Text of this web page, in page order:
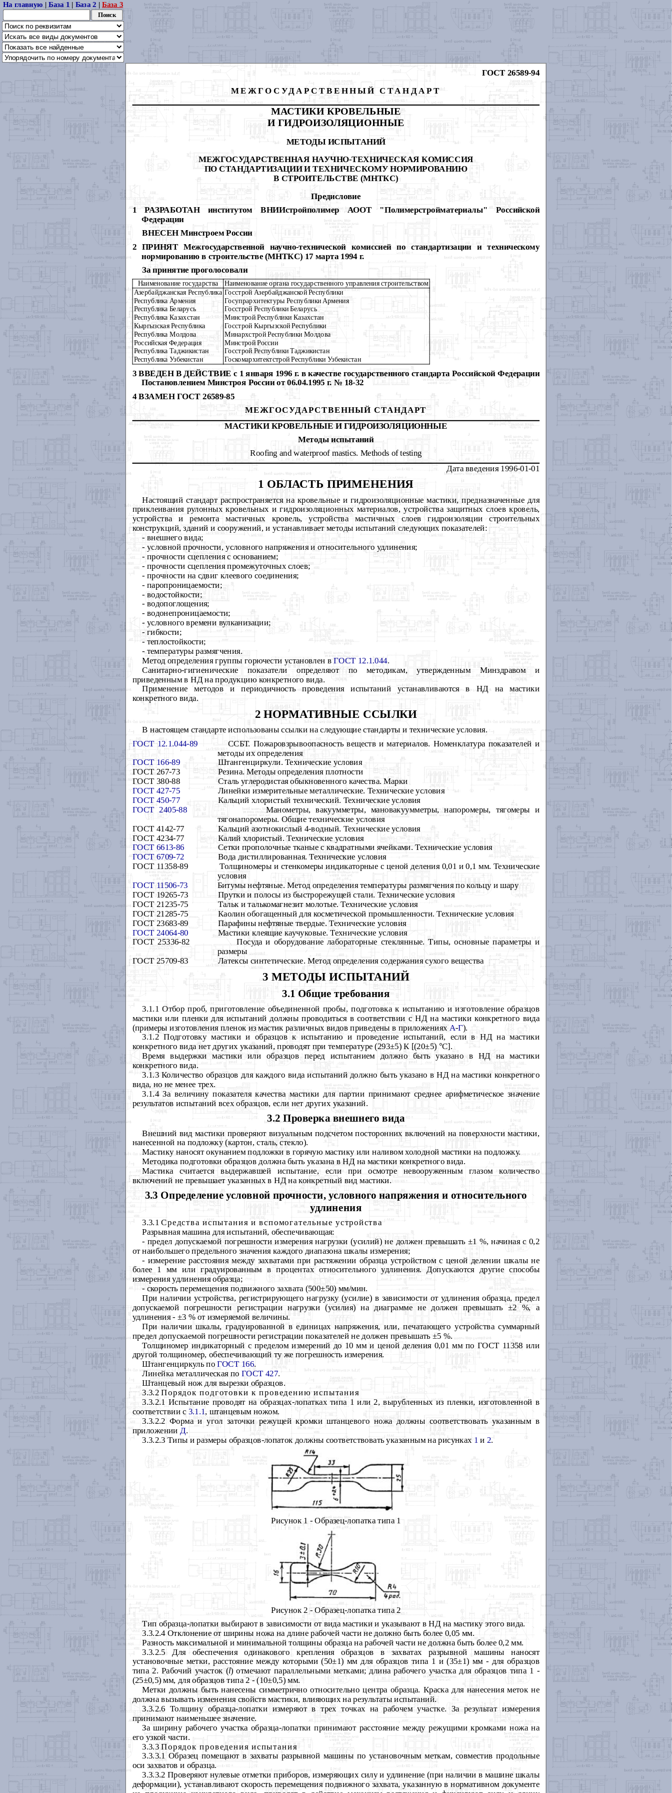
На главную |База 1 | База 2 |База 3
ГОСТ 26589-94
МЕЖГОСУДАРСТВЕННЫЙ СТАНДАРТ
МАСТИКИ КРОВЕЛЬНЫЕ
И ГИДРОИЗОЛЯЦИОННЫЕ
МЕТОДЫ ИСПЫТАНИЙ
МЕЖГОСУДАРСТВЕННАЯ НАУЧНО-ТЕХНИЧЕСКАЯ КОМИССИЯ
ПО СТАНДАРТИЗАЦИИ И ТЕХНИЧЕСКОМУ НОРМИРОВАНИЮ
В СТРОИТЕЛЬСТВЕ (МНТКС)
Предисловие
1 РАЗРАБОТАН институтом ВНИИстройполимер АООТ "Полимерстройматериалы" Российской
Федерации
ВНЕСЕН Минстроем России
2 ПРИНЯТ Межгосударственной научно-технической комиссией по стандартизации и техническому
нормированию в строительстве (МНТКС) 17 марта 1994 г.
За принятие проголосовали
Наименование государства
Наименование органа государственного управления строительством
Азербайджанская Республика Госстрой Азербайджанской Республики
Республика Армения
Госупрархитектуры Республики Армения
Республика Беларусь
Госстрой Республики Беларусь
Республика Казахстан
Минстрой Республики Казахстан
Кыргызская Республика
Госстрой Кыргызской Республики
Республика Молдова Минархстрой Республики Молдова
Российская Федерация Минстрой России
Республика Таджикистан Госстрой Республики Таджикистан
Республика Узбекистан Госкомархитектстрой Республики Узбекистан
3 ВВЕДЕН В ДЕЙСТВИЕ с 1 января 1996 г. в качестве государственного стандарта Российской Федерации
Постановлением Минстроя России от 06.04.1995 г. № 18-32
4 ВЗАМЕН ГОСТ 26589-85
МЕЖГОСУДАРСТВЕННЫЙ СТАНДАРТ
МАСТИКИ КРОВЕЛЬНЫЕ И ГИДРОИЗОЛЯЦИОННЫЕ
Методы испытаний
Roofing and waterproof mastics. Methods of testing
Дата введения1996-01-01
1 ОБЛАСТЬ ПРИМЕНЕНИЯ
Настоящий стандарт распространяется на кровельные и гидроизоляционные мастики, предназначенные для
приклеивания рулонных кровельных и гидроизоляционных материалов, устройства защитных слоев кровель,
устройства и ремонта мастичных кровель, устройства мастичных слоев гидроизоляции строительных
конструкций, зданий и сооружений, и устанавливает методы испытаний следующих показателей:
- внешнего вида;
- условной прочности, условного напряжения и относительного удлинения;
- прочности сцепления с основанием;
- прочности сцепления промежуточных слоев;
- прочности на сдвиг клеевого соединения;
- паропроницаемости;
- водостойкости;
- водопоглощения;
- водонепроницаемости;
- условного времени вулканизации;
- гибкости;
- теплостойкости;
- температуры размягчения.
Метод определения группы горючести установлен вГОСТ 12.1.044.
Санитарно-гигиенические показатели определяют по методикам, утвержденным Минздравом и
приведенным в НД на продукцию конкретного вида.
Применение методов и периодичность проведения испытаний устанавливаются в НД на мастики
конкретного вида.
2 НОРМАТИВНЫЕ ССЫЛКИ
В настоящем стандарте использованы ссылки на следующие стандарты и технические условия.
ГОСТ 12.1.044-89
ССБТ. Пожаровзрывоопасность веществ и материалов. Номенклатура показателей и
методы их определения
ГОСТ 166-89 Штангенциркули. Технические условия
ГОСТ 267-73 Резина. Методы определения плотности
ГОСТ 380-88 Сталь углеродистая обыкновенного качества. Марки
ГОСТ 427-75 Линейки измерительные металлические. Технические условия
ГОСТ 450-77 Кальций хлористый технический. Технические условия
ГОСТ 2405-88
Манометры, вакуумметры, мановакуумметры, напоромеры, тягомеры и
тягонапоромеры. Общие технические условия
ГОСТ 4142-77
Кальций азотнокислый 4-водный. Технические условия
ГОСТ 4234-77
Калий хлористый. Технические условия
ГОСТ 6613-86 Сетки прополочные тканые с квадратными ячейками. Технические условия
ГОСТ 6709-72 Вода дистиллированная. Технические условия
ГОСТ 11358-89 Толщиномеры и стенкомеры индикаторные с ценой деления 0,01 и 0,1 мм. Технические
условия
ГОСТ 11506-73 Битумы нефтяные. Метод определения температуры размягчения по кольцу и шару
ГОСТ 19265-73
Прутки и полосы из быстрорежущей стали. Технические условия
ГОСТ 21235-75
Тальк и талькомагнезит молотые. Технические условия
ГОСТ 21285-75 Каолин обогащенный для косметической промышленности. Технические условия
ГОСТ 23683-89 Парафины нефтяные твердые. Технические условия
ГОСТ 24064-80 Мастики клеящие каучуковые. Технические условия
ГОСТ 25336-82 Посуда и оборудование лабораторные стеклянные. Типы, основные параметры и
размеры
ГОСТ 25709-83 Латексы синтетические. Метод определения содержания сухого вещества
3 МЕТОДЫ ИСПЫТАНИЙ
3.1 Общие требования
3.1.1 Отбор проб, приготовление объединенной пробы, подготовка к испытанию и изготовление образцов
мастики или пленки для испытаний должны проводиться в соответствии с НД на мастики конкретного вида
(примеры изготовления пленок из мастик различных видов приведены в приложенияхА-Г).
3.1.2 Подготовку мастики и образцов к испытанию и проведение испытаний, если в НД на мастики
конкретного вида нет других указаний, проводят при температуре (293±5) К [(20±5) °С].
Время выдержки мастики или образцов перед испытанием должно быть указано в НД на мастики
конкретного вида.
3.1.3 Количество образцов для каждого вида испытаний должно быть указано в НД на мастики конкретного
вида, но не менее трех.
3.1.4 За величину показателя качества мастики для партии принимают среднее арифметическое значение
результатов испытаний всех образцов, если нет других указаний.
3.2 Проверка внешнего вида
Внешний вид мастики проверяют визуальным подсчетом посторонних включений на поверхности мастики,
нанесенной на подложку (картон, сталь, стекло).
Мастику наносят окунанием подложки в горячую мастику или наливом холодной мастики на подложку.
Методика подготовки образцов должна быть указана в НД на мастики конкретного вида.
Мастика считается выдержавшей испытание, если при осмотре невооруженным глазом количество
включений не превышает указанных в НД на конкретный вид мастики.
3.3 Определение условной прочности, условного напряжения и относительного
удлинения
3.3.1Средства испытания и вспомогательные устройства
Разрывная машина для испытаний, обеспечивающая:
- предел допускаемой погрешности измерения нагрузки (усилий) не должен превышать ±1 %, начиная с 0,2
от наибольшего предельного значения каждого диапазона шкалы измерения;
- измерение расстояния между захватами при растяжении образца устройством с ценой делении шкалы не
более 1 мм или градуированным в процентах относительного удлинения. Допускаются другие способы
измерения удлинения образца;
- скорость перемещения подвижного захвата (500±50) мм/мин.
При наличии устройства, регистрирующего нагрузку (усилие) в зависимости от удлинения образца, предел
допускаемой погрешности регистрации нагрузки (усилия) на диаграмме не должен превышать ±2 %, а
удлинения - ±3 % от измеряемой величины.
При наличии шкалы, градуированной в единицах напряжения, или, печатающего устройства суммарный
предел допускаемой погрешности регистрации показателей не должен превышать ±5 %.
Толщиномер индикаторный с пределом измерений до 10 мм и ценой деления 0,01 мм по ГОСТ 11358 или
другой толщиномер, обеспечивающий ту же погрешность измерения.
Штангенциркуль поГОСТ 166.
Линейка металлическая по ГОСТ 427.
Штанцевый нож для вырезки образцов.
3.3.2Порядок подготовки к проведению испытания
3.3.2.1 Испытание проводят на образцах-лопатках типа 1 или 2, вырубленных из пленки, изготовленной в
соответствии с 3.1.1, штанцевым ножом.
3.3.2.2 Форма и угол заточки режущей кромки штанцевого ножа должны соответствовать указанным в
приложении Д.
3.3.2.3 Типы и размеры образцов-лопаток должны соответствовать указанным на рисунках 1 и 2.
Рисунок 1 - Образец-лопатка типа 1
Рисунок 2 - Образец-лопатка типа 2
Тип образца-лопатки выбирают в зависимости от вида мастики и указывают в НД на мастику этого вида.
3.3.2.4 Отклонение от ширины ножа на длине рабочей части не должно быть более 0,05 мм.
Разность максимальной и минимальной толщины образца на рабочей части не должна быть более 0,2 мм.
3.3.2.5 Для обеспечения одинакового крепления образцов в захватах разрывной машины наносят
установочные метки, расстояние между которыми (50±1) мм для образцов типа 1 и (35±1) мм - для образцов
типа 2. Рабочий участок (l) отмечают параллельными метками; длина рабочего участка для образцов типа 1 -
(25±0,5) мм, для образцов типа 2 - (10±0,5) мм.
Метки должны быть нанесены симметрично относительно центра образца. Краска для нанесения меток не
должна вызывать изменения свойств мастики, влияющих на результаты испытаний.
3.3.2.6 Толщину образца-лопатки измеряют в трех точках на рабочем участке. За результат измерения
принимают наименьшее значение.
За ширину рабочего участка образца-лопатки принимают расстояние между режущими кромками ножа на
его узкой части.
3.3.3Порядок проведения испытания
3.3.3.1 Образец помещают в захваты разрывной машины по установочным меткам, совместив продольные
оси захватов и образца.
3.3.3.2 Проверяют нулевые отметки приборов, измеряющих силу и удлинение (при наличии в машине шкалы
деформации), устанавливают скорость перемещения подвижного захвата, указанную в нормативном документе